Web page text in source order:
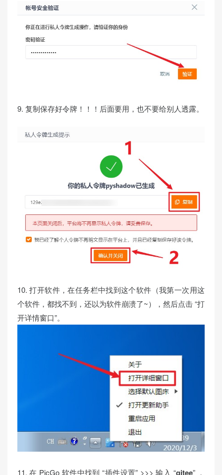
9. 复制保存好令牌！！！后面要用，也不要给别人透露。
10. 打开软件，在任务栏中找到这个软件（我第一次用这
个软件，都找不到，还以为软件崩溃了~），然后点击 “打
开详情窗口”。
11. 在 PicGo 软件中找到 “插件设置” >>> 输入 “gitee” ，